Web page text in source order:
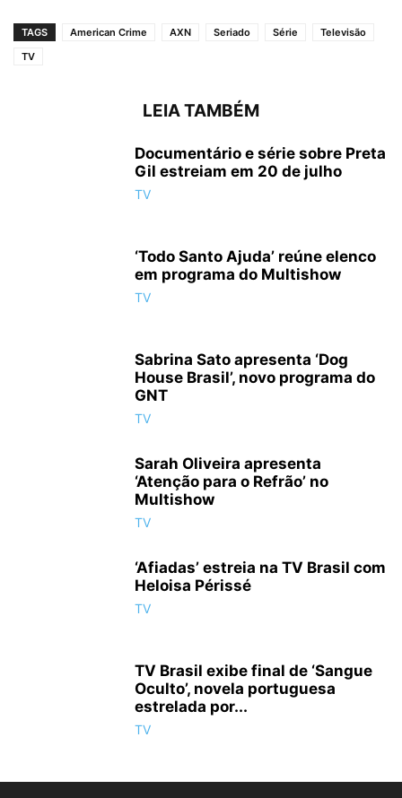
TAGS American Crime AXN Seriado Série
Televisão
TV
LEIA TAMBÉM
Documentário e série sobre Preta
Gil estreiam em 20 de julho
TV
‘Todo Santo Ajuda’ reúne elenco
em programa do Multishow
TV
Sabrina Sato apresenta ‘Dog
House Brasil’, novo programa do
GNT
TV
Sarah Oliveira apresenta
‘Atenção para o Refrão’ no
Multishow
TV
‘Afiadas’ estreia na TV Brasil com
Heloisa Périssé
TV
TV Brasil exibe final de ‘Sangue
Oculto’, novela portuguesa
estrelada por...
TV